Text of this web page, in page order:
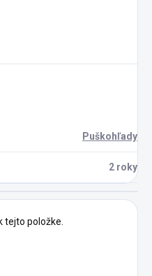
Puškohľady
2 roky
tejto položke.